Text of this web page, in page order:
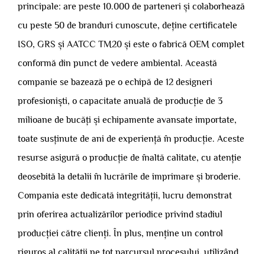
principale: are peste 10.000 de parteneri și colaborhează
cu peste 50 de branduri cunoscute, deține certificatele
ISO, GRS și AATCC TM20 și este o fabrică OEM complet
conformă din punct de vedere ambiental. Această
companie se bazează pe o echipă de 12 designeri
profesioniști, o capacitate anuală de producție de 3
milioane de bucăți și echipamente avansate importate,
toate susținute de ani de experiență în producție. Aceste
resurse asigură o producție de înaltă calitate, cu atenție
deosebită la detalii în lucrările de imprimare și broderie.
Compania este dedicată integrității, lucru demonstrat
prin oferirea actualizărilor periodice privind stadiul
producției către clienți. În plus, menține un control